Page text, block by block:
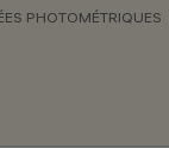
PHOTOMÉTRIQUES